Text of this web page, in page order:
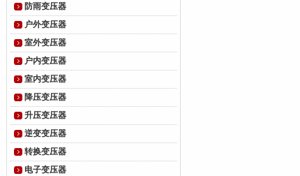
防雨变压器
户外变压器
室外变压器
户内变压器
室内变压器
降压变压器
升压变压器
逆变变压器
转换变压器
电子变压器